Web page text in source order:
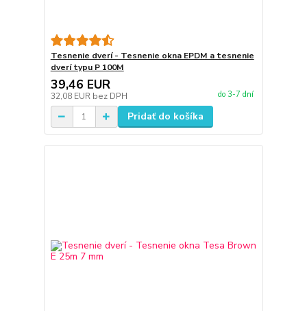
Tesnenie dverí - Tesnenie okna EPDM a tesnenie
dverí typu P 100M
39,46 EUR
32,08 EUR bez DPH do 3-7 dní
Pridať do košíka